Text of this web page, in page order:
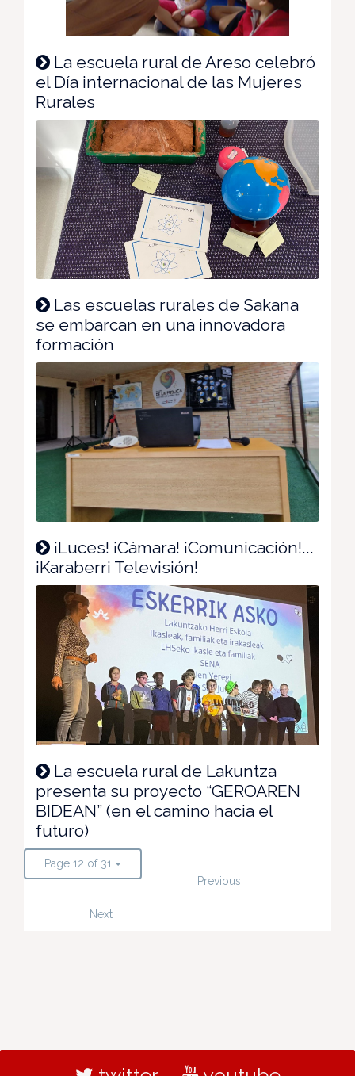
La escuela rural de Areso celebró
el Día internacional de las Mujeres
Rurales
Las escuelas rurales de Sakana
se embarcan en una innovadora
formación
¡Luces! ¡Cámara! ¡Comunicación!...
¡Karaberri Televisión!
La escuela rural de Lakuntza
presenta su proyecto “GEROAREN
BIDEAN” (en el camino hacia el
futuro)
Page 12 of 31
Previous
Next